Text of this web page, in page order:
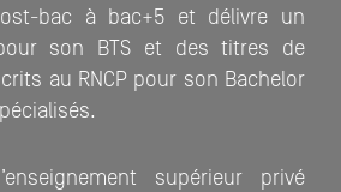
bac à bac+5 et délivre un
son BTS et des titres de
au RNCP pour son Bachelor
supérieur privé